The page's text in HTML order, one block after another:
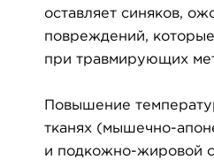
оставляет синяков,
повреждений, которые
при травмирующих
Повышение
тканях (мышечно-
и подкожно-жировой